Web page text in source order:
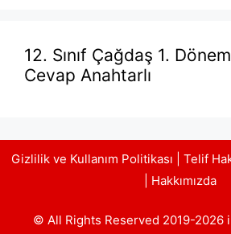
12. Sınıf Çağdaş 1. Dönem
Cevap Anahtarlı
Gizlilik ve Kullanım Politikası Telif
Hakkımızda
© All Rights Reserved 2019-2026